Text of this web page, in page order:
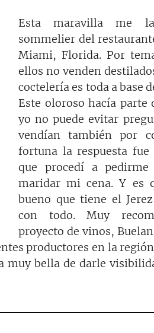
Esta maravilla me
sommelier del
Miami, Florida. Por
ellos no venden
coctelería es toda a base
Este oloroso hacía parte
yo no puede evitar
vendían también por
fortuna la respuesta
que procedí a
maridar mi cena. Y es
bueno que tiene el
con todo. Muy
proyecto de vinos, Buelan
productores en la
muy bella de darle